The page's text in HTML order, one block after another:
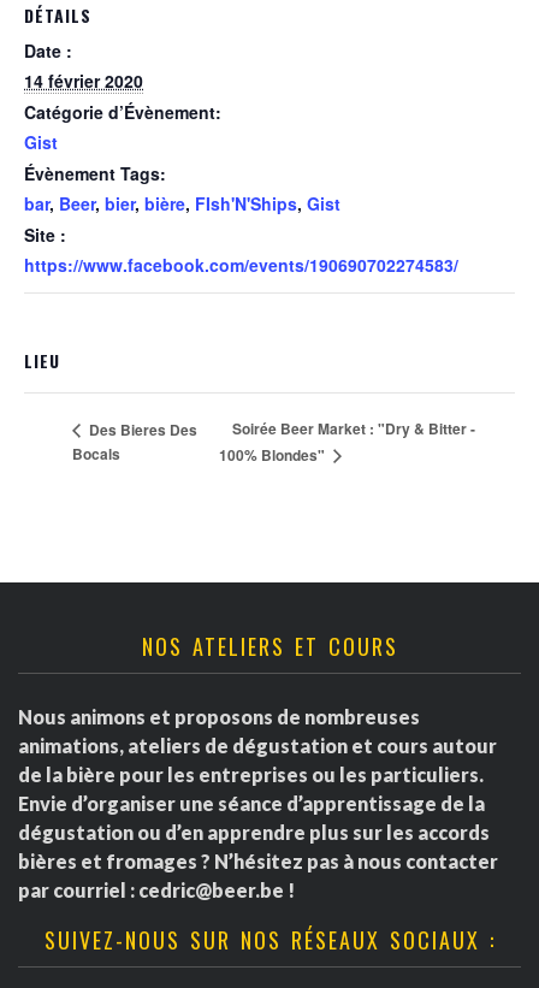
DÉTAILS
Date :
14 février 2020
Catégorie d’Évènement:
Gist
Évènement Tags:
bar, Beer, bier, bière, FIsh'N'Ships, Gist
Site :
https://www.facebook.com/events/190690702274583/
LIEU
Des Bieres Des
Bocals
Soirée Beer Market : "Dry & Bitter -
100% Blondes"
NOS ATELIERS ET COURS
Nous animons et proposons de nombreuses
animations, ateliers de dégustation et cours autour
de la bière pour les entreprises ou les particuliers.
Envie d’organiser une séance d’apprentissage de la
dégustation ou d’en apprendre plus sur les accords
bières et fromages ? N’hésitez pas à nous contacter
par courriel : cedric@beer.be !
SUIVEZ-NOUS SUR NOS RÉSEAUX SOCIAUX :